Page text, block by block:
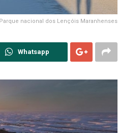
Parque nacional dos Lençóis Maranhenses
Whatsapp